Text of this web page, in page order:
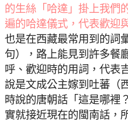
的生絲「哈達」掛上我們
遍的哈達儀式，代表歡迎
也是在西藏最常用到的詞
句），路上能見到許多餐
呼、歡迎時的用詞，代表
說是文成公主嫁到吐蕃（
時說的唐朝話「這是哪裡
實就接近現在的閩南話，